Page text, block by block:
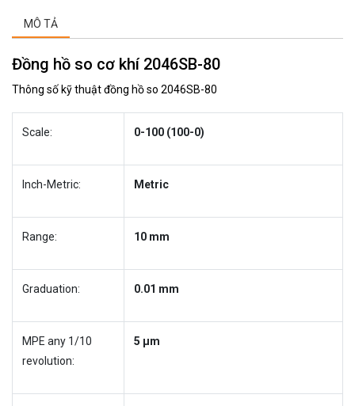
MÔ TẢ
Đồng hồ so cơ khí 2046SB-80
Thông số kỹ thuật đồng hồ so 2046SB-80
Scale: 0-100 (100-0)
Inch-Metric: Metric
Range: 10 mm
Graduation: 0.01 mm
MPE any 1/10
revolution:
5 µm